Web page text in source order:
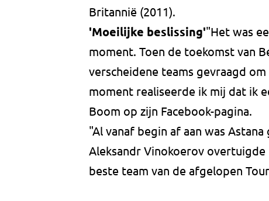
Britannië (2011).
'Moeilijke beslissing'"Het was
moment. Toen de toekomst van
verscheidene teams gevraagd
moment realiseerde ik mij dat ik
Boom op zijn Facebook-pagina.
"Al vanaf begin af aan was
Aleksandr Vinokoerov
beste team van de afgelopen